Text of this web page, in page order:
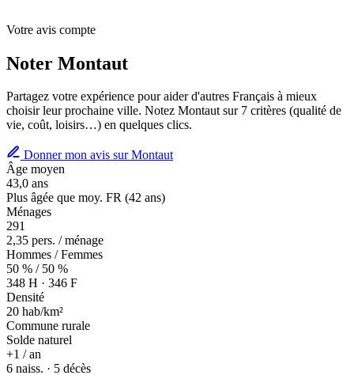
Votre avis compte
Noter Montaut
Partagez votre expérience pour aider d'autres Français à mieux
choisir leur prochaine ville. Notez Montaut sur 7 critères (qualité de
vie, coût, loisirs…) en quelques clics.
Donner mon avis sur Montaut
Âge moyen
43,0 ans
Plus âgée que moy. FR (42 ans)
Ménages
291
2,35 pers. / ménage
Hommes / Femmes
50 % / 50 %
348 H · 346 F
Densité
20 hab/km²
Commune rurale
Solde naturel
+1 / an
6 naiss. · 5 décès